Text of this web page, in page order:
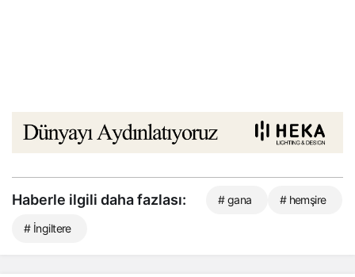
Haberle ilgili daha fazlası: # gana # hemşire
# İngiltere